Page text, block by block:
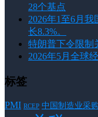
28个基点
2026年1至6月
长8.3%。
特朗普下令限制
2026年5月全球
标签
PMI RCEP 中国制造业采